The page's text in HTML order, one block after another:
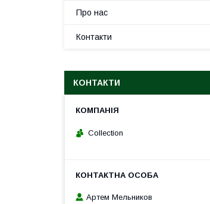
Про нас
Контакти
КОНТАКТИ
Collection
Артем Мельников